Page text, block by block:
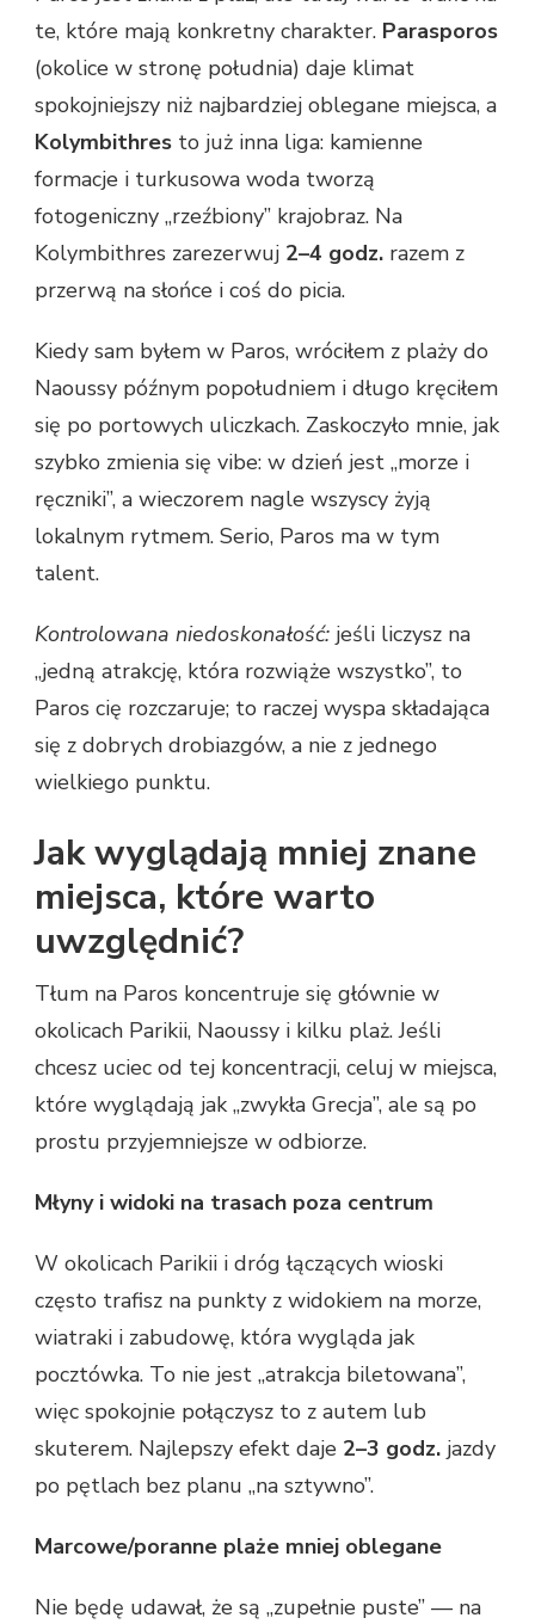
te, które mają konkretny charakter. Parasporos
(okolice w stronę południa) daje klimat
spokojniejszy niż najbardziej oblegane miejsca, a
Kolymbithres to już inna liga: kamienne
formacje i turkusowa woda tworzą
fotogeniczny „rzeźbiony” krajobraz. Na
Kolymbithres zarezerwuj 2–4 godz. razem z
przerwą na słońce i coś do picia.
Kiedy sam byłem w Paros, wróciłem z plaży do
Naoussy późnym popołudniem i długo kręciłem
się po portowych uliczkach. Zaskoczyło mnie, jak
szybko zmienia się vibe: w dzień jest „morze i
ręczniki”, a wieczorem nagle wszyscy żyją
lokalnym rytmem. Serio, Paros ma w tym
talent.
Kontrolowana niedoskonałość: jeśli liczysz na
„jedną atrakcję, która rozwiąże wszystko”, to
Paros cię rozczaruje; to raczej wyspa składająca
się z dobrych drobiazgów, a nie z jednego
wielkiego punktu.
Jak wyglądają mniej znane
miejsca, które warto
uwzględnić?
Tłum na Paros koncentruje się głównie w
okolicach Parikii, Naoussy i kilku plaż. Jeśli
chcesz uciec od tej koncentracji, celuj w miejsca,
które wyglądają jak „zwykła Grecja”, ale są po
prostu przyjemniejsze w odbiorze.
Młyny i widoki na trasach poza centrum
W okolicach Parikii i dróg łączących wioski
często trafisz na punkty z widokiem na morze,
wiatraki i zabudowę, która wygląda jak
pocztówka. To nie jest „atrakcja biletowana”,
więc spokojnie połączysz to z autem lub
skuterem. Najlepszy efekt daje 2–3 godz. jazdy
po pętlach bez planu „na sztywno”.
Marcowe/poranne plaże mniej oblegane
Nie będę udawał, że są „zupełnie puste” — na